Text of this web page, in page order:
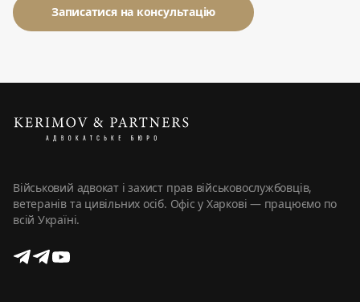
Військовий адвокат і захист прав військовослужбовців,
ветеранів та цивільних осіб. Офіс у Харкові — працюємо по
всій Україні.